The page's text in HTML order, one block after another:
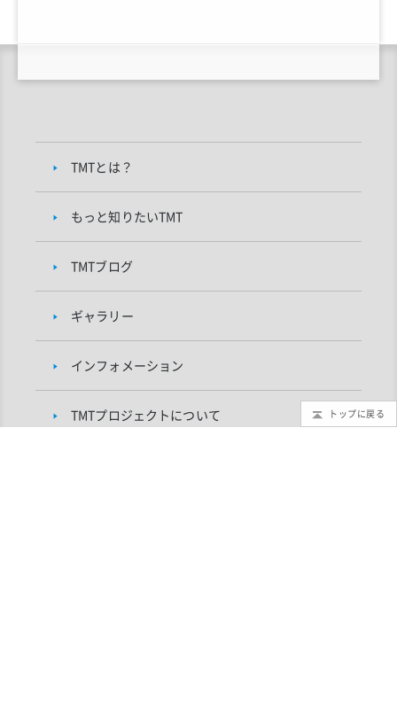
TMTとは？
もっと知りたいTMT
TMTブログ
ギャラリー
インフォメーション
TMTプロジェクトについて トップに戻る